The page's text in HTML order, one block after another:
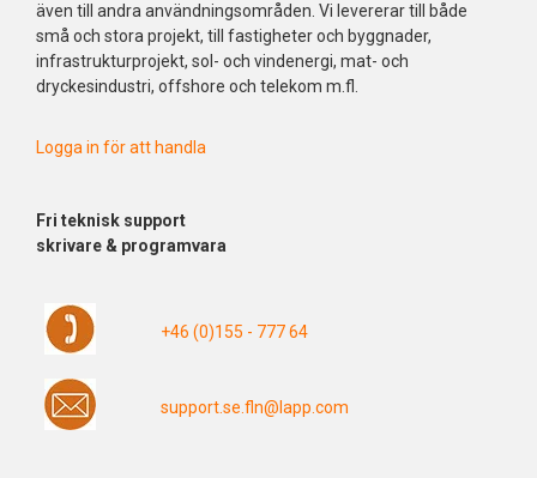
även till andra användningsområden. Vi levererar till både
små och stora projekt, till fastigheter och byggnader,
infrastrukturprojekt, sol- och vindenergi, mat- och
dryckesindustri, offshore och telekom m.fl.
Logga in för att handla
Fri teknisk support
skrivare & programvara
+46 (0)155 - 777 64
support.se.fln@lapp.com